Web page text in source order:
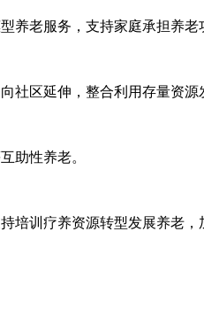
老服务，支持家庭承担养
社区延伸，整合利用存量资源
助性养老。
培训疗养资源转型发展养老